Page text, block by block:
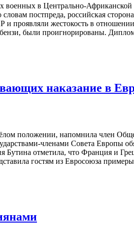
военных в Центрально-
постпреда, российская
проявляли жестокость в
были проигнорированы.
наказание в
положении, напомнила член
членами Совета Европы
отметила, что Франция и
гостям из Евросоюза